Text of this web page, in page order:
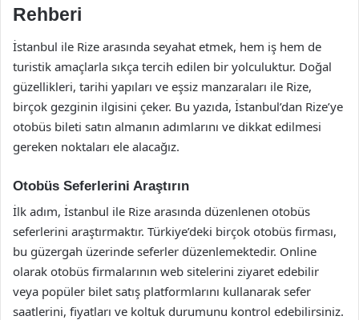
Rehberi
İstanbul ile Rize arasında seyahat etmek, hem iş hem de
turistik amaçlarla sıkça tercih edilen bir yolculuktur. Doğal
güzellikleri, tarihi yapıları ve eşsiz manzaraları ile Rize,
birçok gezginin ilgisini çeker. Bu yazıda, İstanbul’dan Rize’ye
otobüs bileti satın almanın adımlarını ve dikkat edilmesi
gereken noktaları ele alacağız.
Otobüs Seferlerini Araştırın
İlk adım, İstanbul ile Rize arasında düzenlenen otobüs
seferlerini araştırmaktır. Türkiye’deki birçok otobüs firması,
bu güzergah üzerinde seferler düzenlemektedir. Online
olarak otobüs firmalarının web sitelerini ziyaret edebilir
veya popüler bilet satış platformlarını kullanarak sefer
saatlerini, fiyatları ve koltuk durumunu kontrol edebilirsiniz.